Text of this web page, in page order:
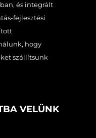
és integrált
fejlesztési
hogy
szállítsunk
VELÜNK